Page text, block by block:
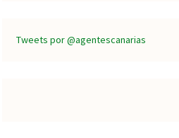
Tweets por @agentescanarias